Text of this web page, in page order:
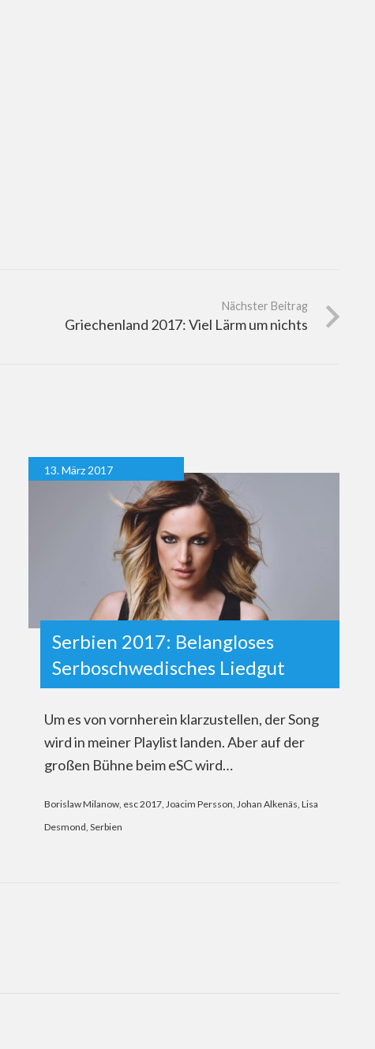
Nächster Beitrag
Griechenland 2017: Viel Lärm um nichts
13. März 2017
Serbien 2017: Belangloses
Serboschwedisches Liedgut
Um es von vornherein klarzustellen, der Song
wird in meiner Playlist landen. Aber auf der
großen Bühne beim eSC wird…
Borislaw Milanow esc 2017 Joacim Persson Johan Alkenäs Lisa
Desmond Serbien